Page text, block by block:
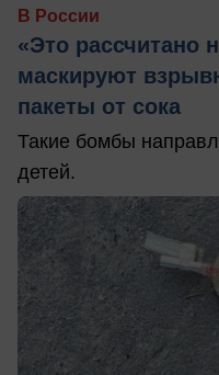
В России
«Это
маскируют
пакеты от сока
Такие бомбы
детей.